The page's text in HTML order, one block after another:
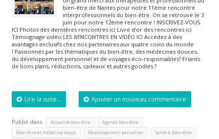
bien-être de Nantes pour notre 11ème rencontre
interprofessionnels du bien-être. On se retrouve le 3
juin pour notre 12ème rencontre ! INSCRIVEZ-VOUS
ICI Photos des dernières rencontres ici Livre d’or des rencontres ici
Témoignage vidéo LES RENCONTRES EN VIDÉO ICI Accédez à des
avantages exclusifs chez nos partenaires aux quatre coins du monde
! Passionnés par les thématiques du bien-être, des médecines douces,
du développement personnel et de voyages éco-responsables? Friants
de bons plans, réductions, cadeaux et autres goodies ?
Lire la suite... Ajouter un nouveau commentaire
Publié dans Actualité bien-être Agenda bien-être
Bien-être et médecine douce Développement personnel Santé & Bien-être